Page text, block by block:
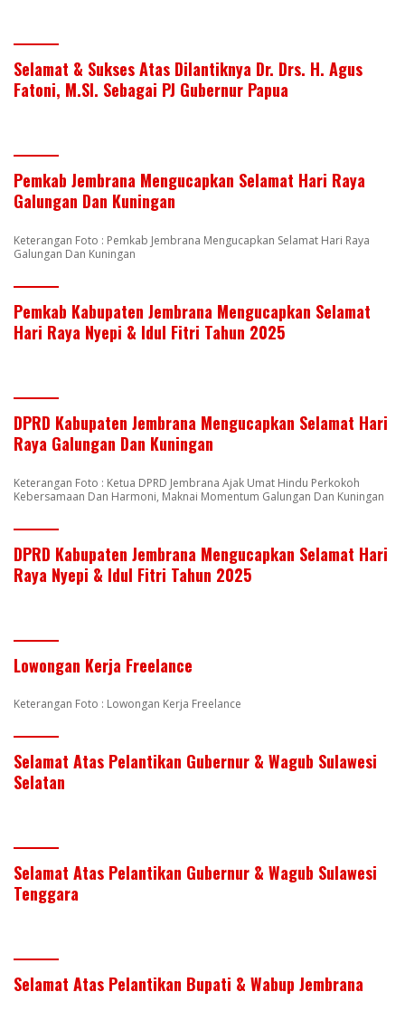
Selamat & Sukses Atas Dilantiknya Dr. Drs. H. Agus
Fatoni, M.SI. Sebagai PJ Gubernur Papua
Pemkab Jembrana Mengucapkan Selamat Hari Raya
Galungan Dan Kuningan
Keterangan Foto : Pemkab Jembrana Mengucapkan Selamat Hari Raya
Galungan Dan Kuningan
Pemkab Kabupaten Jembrana Mengucapkan Selamat
Hari Raya Nyepi & Idul Fitri Tahun 2025
DPRD Kabupaten Jembrana Mengucapkan Selamat Hari
Raya Galungan Dan Kuningan
Keterangan Foto : Ketua DPRD Jembrana Ajak Umat Hindu Perkokoh
Kebersamaan Dan Harmoni, Maknai Momentum Galungan Dan Kuningan
DPRD Kabupaten Jembrana Mengucapkan Selamat Hari
Raya Nyepi & Idul Fitri Tahun 2025
Lowongan Kerja Freelance
Keterangan Foto : Lowongan Kerja Freelance
Selamat Atas Pelantikan Gubernur & Wagub Sulawesi
Selatan
Selamat Atas Pelantikan Gubernur & Wagub Sulawesi
Tenggara
Selamat Atas Pelantikan Bupati & Wabup Jembrana